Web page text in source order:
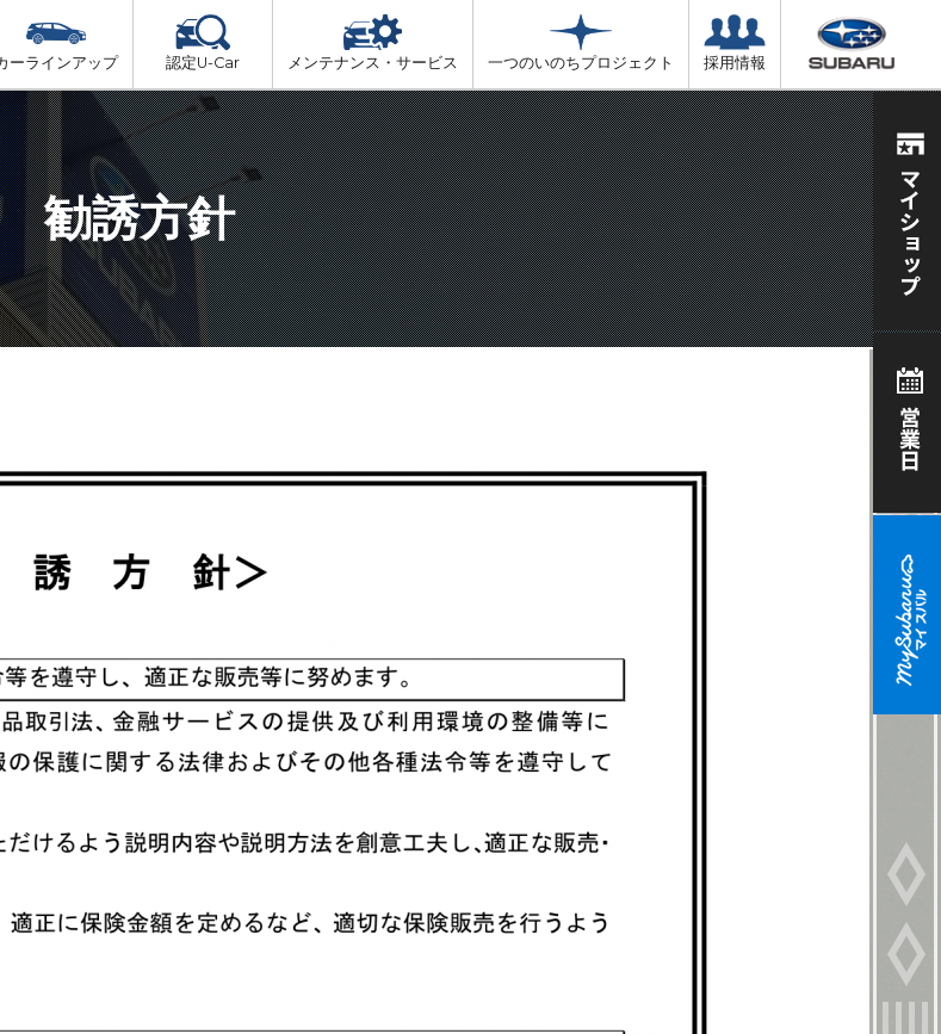
但馬
播磨
阪神方面
ーラインアップ 認定U-Car メンテナンス・サービス
車検（法定24か月点検）
法定 12ヶ月 点検
6ヶ月ごとの セーフティ チェック
車検 3ヶ月前 無料診断
一つのいのちプロジェクト 採用情報
勧誘方針